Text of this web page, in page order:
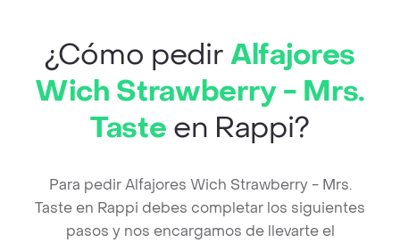
¿Cómo pedirAlfajores
Wich Strawberry - Mrs.
Taste en Rappi?
Para pedir Alfajores Wich Strawberry - Mrs.
Taste en Rappi debes completar los siguientes
pasos y nos encargamos de llevarte el